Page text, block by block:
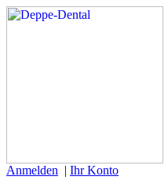
Anmelden | Ihr Konto